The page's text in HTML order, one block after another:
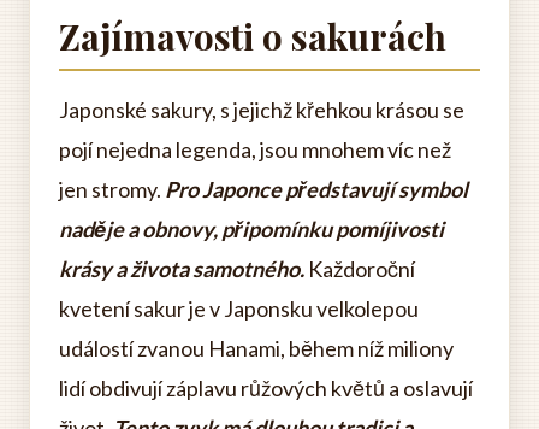
Zajímavosti o sakurách
Japonské sakury, s jejichž křehkou krásou se
pojí nejedna legenda, jsou mnohem víc než
jen stromy. Pro Japonce představují symbol
naděje a obnovy, připomínku pomíjivosti
krásy a života samotného. Každoroční
kvetení sakur je v Japonsku velkolepou
událostí zvanou Hanami, během níž miliony
lidí obdivují záplavu růžových květů a oslavují